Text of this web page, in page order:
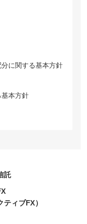
に関する基本方針
本方針
託
ティブFX）